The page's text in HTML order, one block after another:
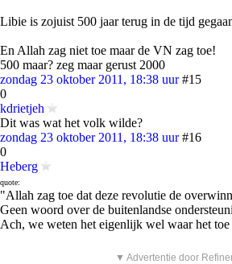
Libie is zojuist 500 jaar terug in de tijd
En Allah zag niet toe maar de VN zag toe!
500 maar? zeg maar gerust 2000
zondag 23 oktober 2011, 18:38 uur #15
0
kdrietjeh
Dit was wat het volk wilde?
zondag 23 oktober 2011, 18:38 uur #16
0
Heberg
quote:
"Allah zag toe dat deze revolutie de
Geen woord over de buitenlandse
Ach, we weten het eigenlijk wel waar het toe
▼ Advertentie door